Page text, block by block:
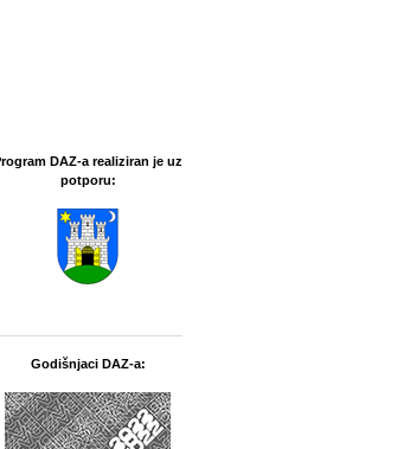
DAZ-a realiziran je uz
potporu:
Godišnjaci DAZ-a: